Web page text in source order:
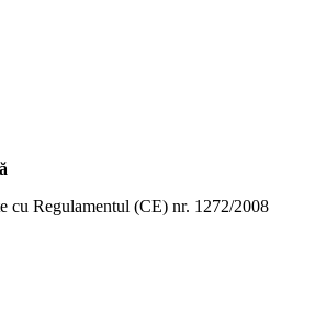
cu Regulamentul (CE) nr. 1272/2008